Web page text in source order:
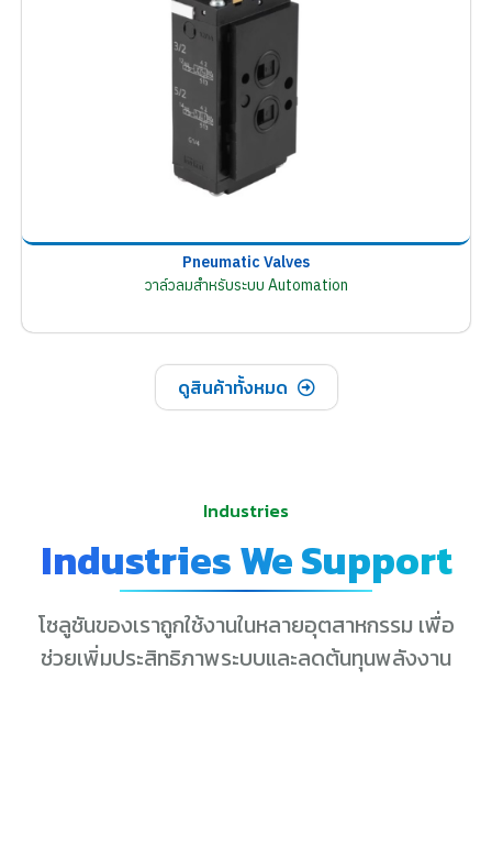
Pneumatic Valves
วาล์วลมสำหรับระบบ Automation
ดูสินค้าทั้งหมด
Industries
Industries We Support
โซลูชันของเราถูกใช้งานในหลายอุตสาหกรรม เพื่อ
ช่วยเพิ่มประสิทธิภาพระบบและลดต้นทุนพลังงาน